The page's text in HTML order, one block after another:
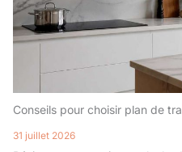
Conseils pour choisir plan de
31 juillet 2026